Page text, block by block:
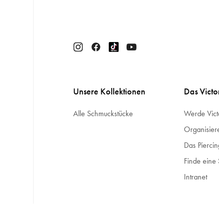
Unsere Kollektionen
Alle Schmuckstücke
Das
Werde
Das
Finde eine
Intranet